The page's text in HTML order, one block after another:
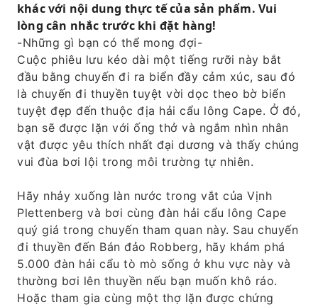
khác với nội dung thực tế của sản phẩm. Vui
lòng cân nhắc trước khi đặt hàng!
-Những gì bạn có thể mong đợi-
Cuộc phiêu lưu kéo dài một tiếng rưỡi này bắt
đầu bằng chuyến đi ra biển đầy cảm xúc, sau đó
là chuyến đi thuyền tuyệt vời dọc theo bờ biển
tuyệt đẹp đến thuộc địa hải cẩu lông Cape. Ở đó,
bạn sẽ được lặn với ống thở và ngắm nhìn nhân
vật được yêu thích nhất đại dương và thấy chúng
vui đùa bơi lội trong môi trường tự nhiên.
Hãy nhảy xuống làn nước trong vắt của Vịnh
Plettenberg và bơi cùng đàn hải cẩu lông Cape
quý giá trong chuyến tham quan này. Sau chuyến
đi thuyền đến Bán đảo Robberg, hãy khám phá
5.000 đàn hải cẩu tò mò sống ở khu vực này và
thường bơi lên thuyền nếu bạn muốn khô ráo.
Hoặc tham gia cùng một thợ lặn được chứng